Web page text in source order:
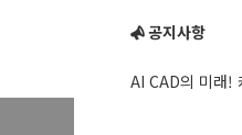
공지사항